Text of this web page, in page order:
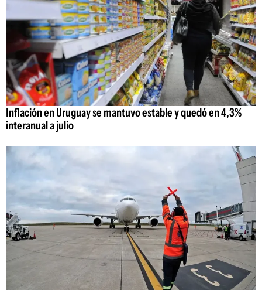
Inflación en Uruguay se mantuvo estable y quedó en 4,3%
interanual a julio